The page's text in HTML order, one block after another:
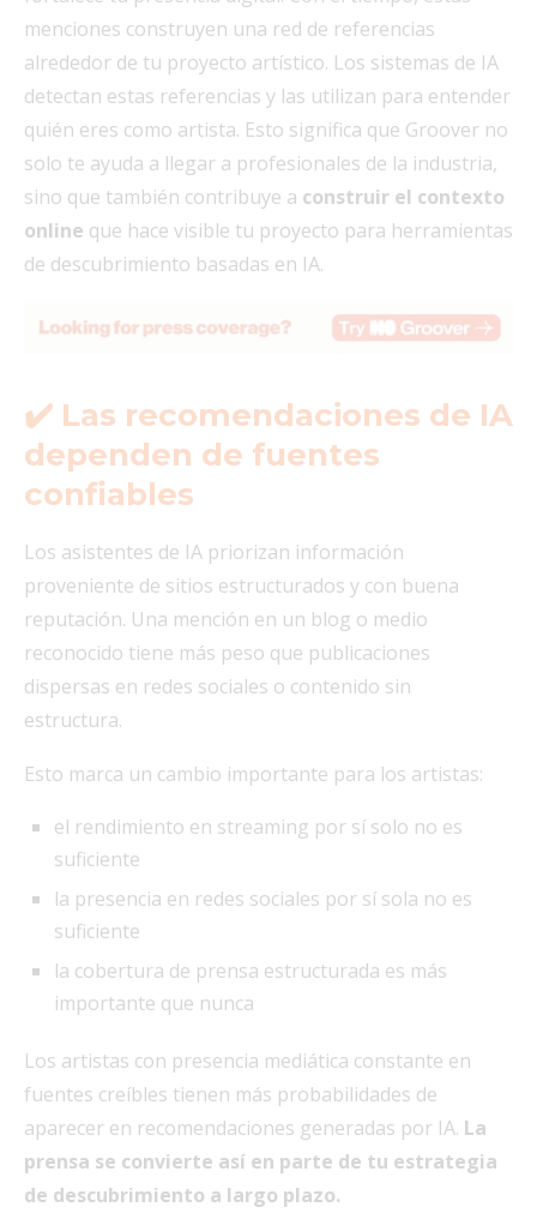
menciones construyen una red de referencias
alrededor de tu proyecto artístico. Los sistemas de IA
detectan estas referencias y las utilizan para entender
quién eres como artista. Esto significa que Groover no
solo te ayuda a llegar a profesionales de la industria,
sino que también contribuye a construir el contexto
online que hace visible tu proyecto para herramientas
de descubrimiento basadas en IA.
✔️ Las recomendaciones de IA
dependen de fuentes
confiables
Los asistentes de IA priorizan información
proveniente de sitios estructurados y con buena
reputación. Una mención en un blog o medio
reconocido tiene más peso que publicaciones
dispersas en redes sociales o contenido sin
estructura.
Esto marca un cambio importante para los artistas:
el rendimiento en streaming por sí solo no es
suficiente
la presencia en redes sociales por sí sola no es
suficiente
la cobertura de prensa estructurada es más
importante que nunca
Los artistas con presencia mediática constante en
fuentes creíbles tienen más probabilidades de
aparecer en recomendaciones generadas por IA. La
prensa se convierte así en parte de tu estrategia
de descubrimiento a largo plazo.